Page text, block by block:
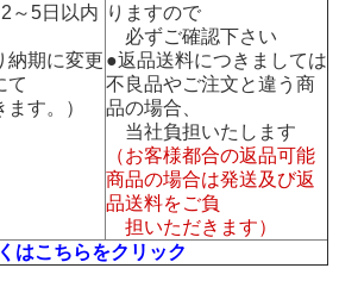
～5日以内
期に変更
て
す。）
りますので
必ずご確認下さい
●返品送料につきましては
不良品やご注文と違う商
品の場合、
当社負担いたします
（お客様都合の返品可能
商品の場合は発送及び返
品送料をご負
担いただきます）
はこちらをクリック